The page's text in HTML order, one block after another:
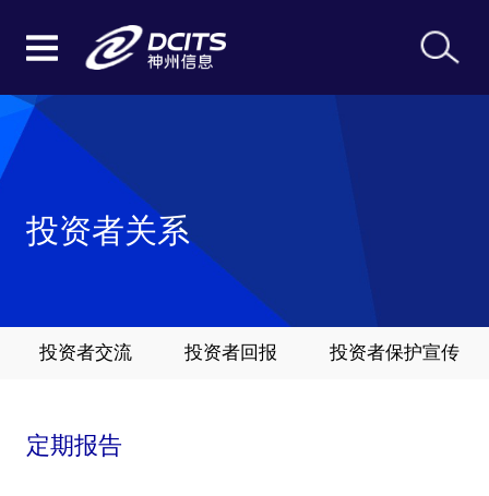
投资者关系
投资者交流 投资者回报 投资者保护宣传
定期报告